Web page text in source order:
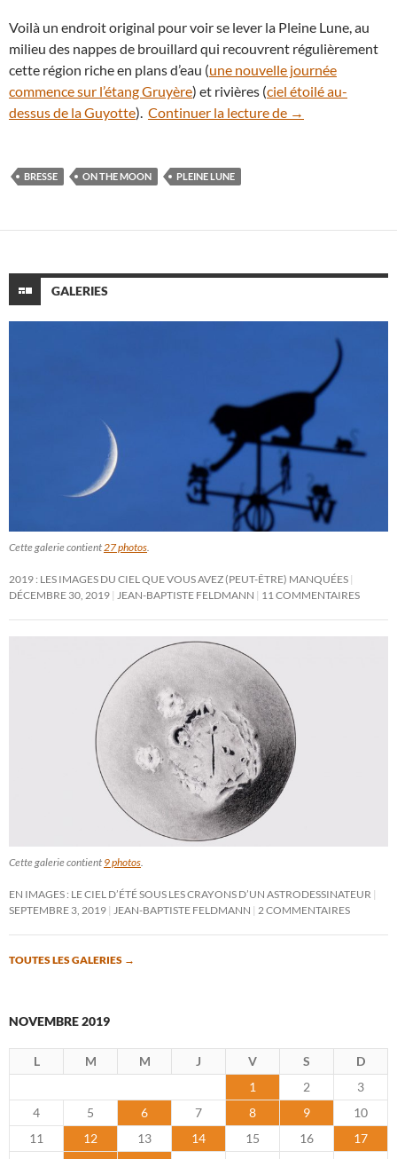
Voilà un endroit original pour voir se lever la Pleine Lune, au
milieu des nappes de brouillard qui recouvrent régulièrement
cette région riche en plans d’eau (une nouvelle journée
commence sur l’étang Gruyère) et rivières (ciel étoilé au-
dessus de la Guyotte). Continuer la lecture de Pleine Lune de
→
BRESSE ON THE MOON PLEINE LUNE
GALERIES
Cette galerie contient 27 photos
2019 : LES IMAGES DU CIEL QUE VOUS AVEZ (PEUT-ÊTRE) MANQUÉES
DÉCEMBRE 30, 2019
JEAN-BAPTISTE FELDMANN 11 COMMENTAIRES
Cette galerie contient 9 photos
EN IMAGES : LE CIEL D’ÉTÉ SOUS LES CRAYONS D’UN ASTRODESSINATEUR
SEPTEMBRE 3, 2019
JEAN-BAPTISTE FELDMANN 2 COMMENTAIRES
TOUTES LES GALERIES →
NOVEMBRE 2019
L M M J V S
D
1
2
3
4
5 6 7 8 9
10
11
12 13 14 15 16
17